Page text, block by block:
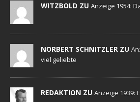
WITZBOLD ZU Anzeige 1954:
NORBERT SCHNITZLER ZU
viel geliebte
REDAKTION ZU Anzeige 1939: